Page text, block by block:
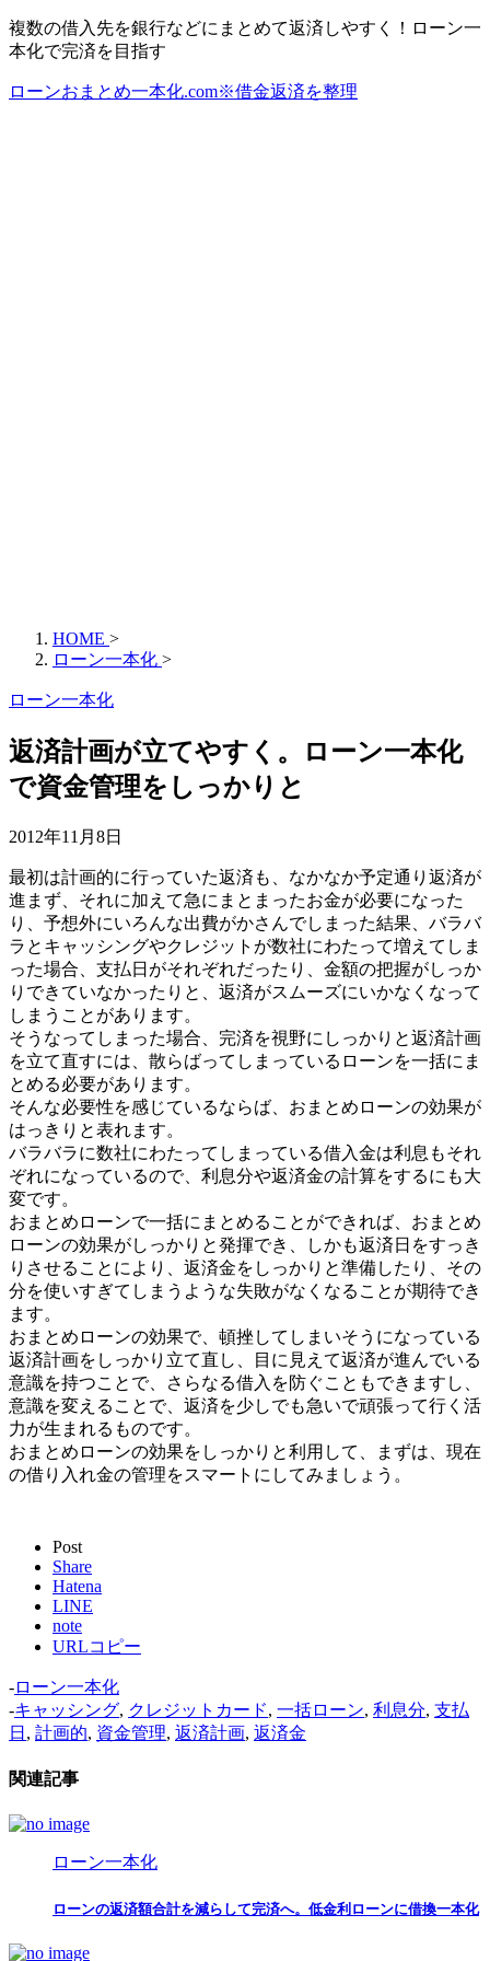
複数の借入先を銀行などにまとめて返済しやすく！ローン一
本化で完済を目指す
ローンおまとめ一本化.com※借金返済を整理
HOME >
ローン一本化 >
ローン一本化
返済計画が立てやすく。ローン一本化
で資金管理をしっかりと
2012年11月8日
最初は計画的に行っていた返済も、なかなか予定通り返済が
進まず、それに加えて急にまとまったお金が必要になった
り、予想外にいろんな出費がかさんでしまった結果、バラバ
ラとキャッシングやクレジットが数社にわたって増えてしま
った場合、支払日がそれぞれだったり、金額の把握がしっか
りできていなかったりと、返済がスムーズにいかなくなって
しまうことがあります。
そうなってしまった場合、完済を視野にしっかりと返済計画
を立て直すには、散らばってしまっているローンを一括にま
とめる必要があります。
そんな必要性を感じているならば、おまとめローンの効果が
はっきりと表れます。
バラバラに数社にわたってしまっている借入金は利息もそれ
ぞれになっているので、利息分や返済金の計算をするにも大
変です。
おまとめローンで一括にまとめることができれば、おまとめ
ローンの効果がしっかりと発揮でき、しかも返済日をすっき
りさせることにより、返済金をしっかりと準備したり、その
分を使いすぎてしまうような失敗がなくなることが期待でき
ます。
おまとめローンの効果で、頓挫してしまいそうになっている
返済計画をしっかり立て直し、目に見えて返済が進んでいる
意識を持つことで、さらなる借入を防ぐこともできますし、
意識を変えることで、返済を少しでも急いで頑張って行く活
力が生まれるものです。
おまとめローンの効果をしっかりと利用して、まずは、現在
の借り入れ金の管理をスマートにしてみましょう。
Post
Share
Hatena
LINE
note
URLコピー
-ローン一本化
-キャッシング, クレジットカード, 一括ローン, 利息分, 支払
日 , 計画的, 資金管理, 返済計画, 返済金
関連記事
ローン一本化
ローンの返済額合計を減らして完済へ。低金利ローンに借換一本化